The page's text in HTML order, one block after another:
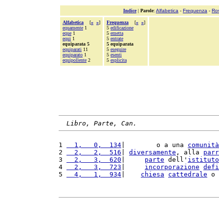
Indice| Parole: Alfabetica - Frequenza -
Alfabetica [« »]
equamente 1
eque 1
equi 1
equiparata 5
equiparati 11
equiparato 1
equipollente 2
Frequenza [« »]
5 edificazione
5 emetta
5 entrate
5 equiparata
5 eseguire
5 esenti
5 esplicita
Libro, Parte, Can.
1
  1,   0,  134
|        o a una comunità
2
  2,   2,  516
diversamente , alla
3
  2,   3,  620
parte dell' istituto
4
  2,   3,  723
incorporazione
5
  4,   1,  934
chiesa cattedrale o